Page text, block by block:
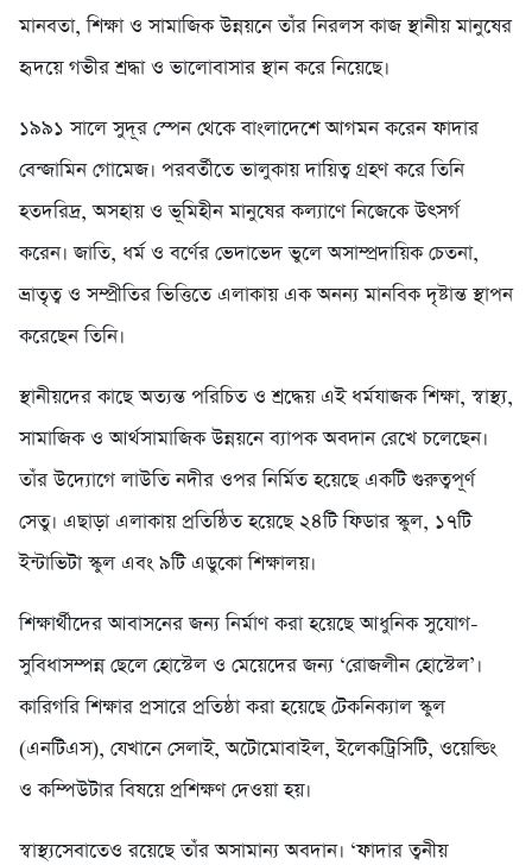
মানবতা, শিক্ষা ও সামাজিক উন্নয়নে তাঁর নিরলস কাজ স্থানীয় মানুষের
হৃদয়ে গভীর শ্রদ্ধা ও ভালোবাসার স্থান করে নিয়েছে।
১৯৯১ সালে সুদূর স্পেন থেকে বাংলাদেশে আগমন করেন ফাদার
বেন্জামিন গোমেজ। পরবর্তীতে ভালুকায় দায়িত্ব গ্রহণ করে তিনি
হতদরিদ্র, অসহায় ও ভূমিহীন মানুষের কল্যাণে নিজেকে উৎসর্গ
করেন। জাতি, ধর্ম ও বর্ণের ভেদাভেদ ভুলে অসাম্প্রদায়িক চেতনা,
ভ্রাতৃত্ব ও সম্প্রীতির ভিত্তিতে এলাকায় এক অনন্য মানবিক দৃষ্টান্ত স্থাপন
করেছেন তিনি।
স্থানীয়দের কাছে অত্যন্ত পরিচিত ও শ্রদ্ধেয় এই ধর্মযাজক শিক্ষা, স্বাস্থ্য,
সামাজিক ও আর্থসামাজিক উন্নয়নে ব্যাপক অবদান রেখে চলেছেন।
তাঁর উদ্যোগে লাউতি নদীর ওপর নির্মিত হয়েছে একটি গুরুত্বপূর্ণ
সেতু। এছাড়া এলাকায় প্রতিষ্ঠিত হয়েছে ২৪টি ফিডার স্কুল, ১৭টি
ইন্টাভিটা স্কুল এবং ৯টি এডুকো শিক্ষালয়।
শিক্ষার্থীদের আবাসনের জন্য নির্মাণ করা হয়েছে আধুনিক সুযোগ-
সুবিধাসম্পন্ন ছেলে হোস্টেল ও মেয়েদের জন্য ‘রোজলীন হোস্টেল’।
কারিগরি শিক্ষার প্রসারে প্রতিষ্ঠা করা হয়েছে টেকনিক্যাল স্কুল
(এনটিএস), যেখানে সেলাই, অটোমোবাইল, ইলেকট্রিসিটি, ওয়েল্ডিং
ও কম্পিউটার বিষয়ে প্রশিক্ষণ দেওয়া হয়।
স্বাস্থ্যসেবাতেও রয়েছে তাঁর অসামান্য অবদান। ‘ফাদার ত্বনীয়